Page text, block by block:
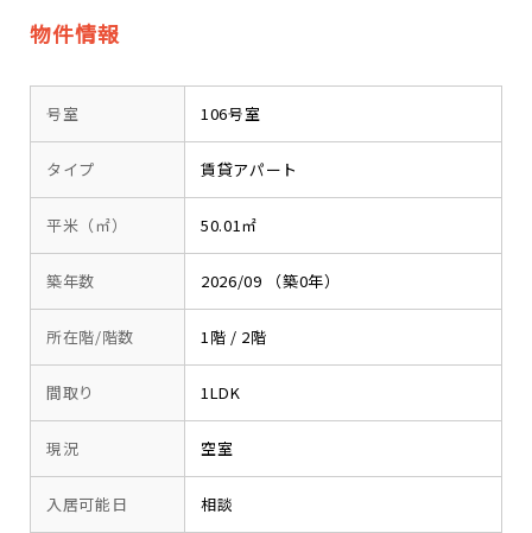
物件情報
号室 106号室
タイプ 賃貸アパート
平米（㎡） 50.01㎡
築年数 2026/09 （築0年）
所在階/階数 1階 / 2階
間取り 1LDK
現況 空室
入居可能日 相談